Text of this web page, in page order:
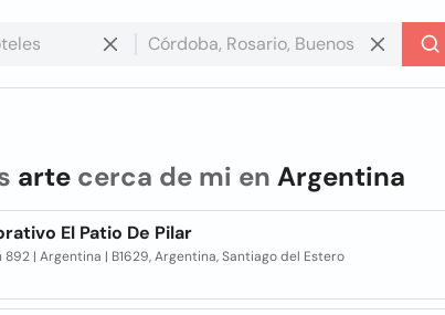
artecerca de mi en Argentina
El Patio De Pilar
892 | Argentina | B1629, Argentina, Santiago del Estero